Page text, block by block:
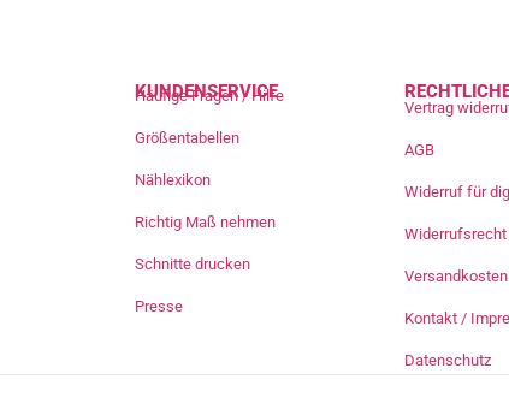
KUNDENSERVICE
Häufige Fragen / Hilfe
Größentabellen
Nählexikon
Richtig Maß nehmen
Schnitte drucken
Presse
Vertrag
AGB
Widerruf für
Widerrufsrecht
Kontakt /
Datenschutz